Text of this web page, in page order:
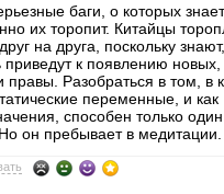
баги, о которых знает
их торопит. Китайцы
на друга, поскольку
приведут к появлению
Разобраться в том, в
переменные, и как
способен только
он пребывает в медитации.